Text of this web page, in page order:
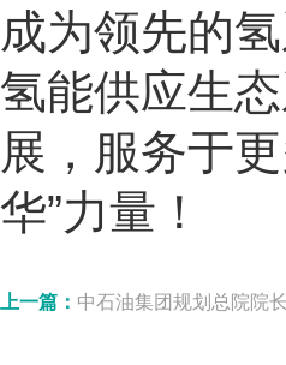
成为领先的
氢能供应生
展，服务于
华”力量！
上一篇： 中石油集团规划总院院长徐英俊